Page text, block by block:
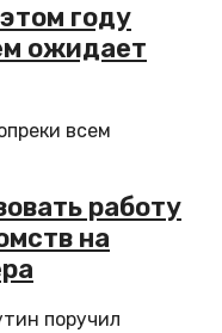
году
ожидает
всем
работу
на
поручил